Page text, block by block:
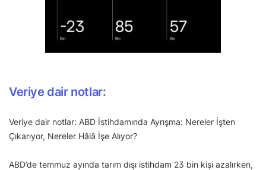
Veriye dair notlar:
Veriye dair notlar: ABD İstihdamında Ayrışma: Nereler İşten
Çıkarıyor, Nereler Hâlâ İşe Alıyor?
ABD’de temmuz ayında tarım dışı istihdam 23 bin kişi azalırken,